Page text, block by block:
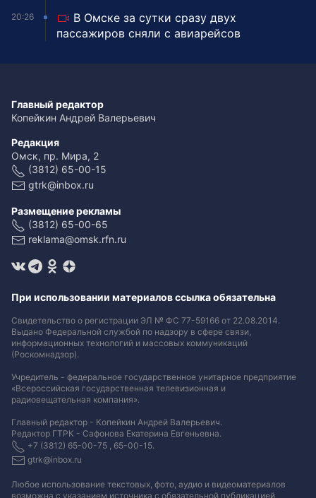
20:26
В Омске за сутки сразу двух
пассажиров сняли с авиарейсов
Главный редактор
Копейкин Андрей Валерьевич
Редакция
Омск, пр. Мира, 2
(3812) 65-00-15
gtrk@inbox.ru
Размещение рекламы
(3812) 65-00-65
reklama@omsk.rfn.ru
При использовании материалов ссылка обязательна
Свидетельство о регистрации ЭЛ № ФС 77-59166 от 22.08.2014.
Выдано Федеральной службой по надзору в сфере связи,
информационных технологий и массовых коммуникаций
(Роскомнадзор).
Учредитель - федеральное государственное унитарное предприятие
«Всероссийская государственная телевизионная и
радиовещательная компания».
Главный редактор - Копейкин Андрей Валерьевич.
Редактор ГТРК - Сафонова Екатерина Евгеньевна.
+7 (3812) 65-00-75 , 65-00-15.
gtrk@inbox.ru
Любое использование текстовых, фото, аудио и видеоматериалов
возможна с указанием источника с обязательной публикацией